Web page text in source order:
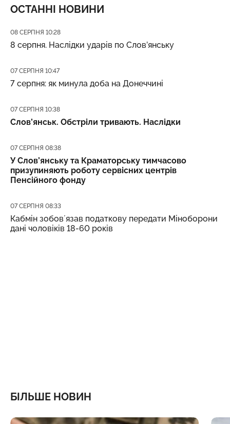
ОСТАННІ НОВИНИ
Дата публікації
08 СЕРПНЯ 10:28
8 серпня. Наслідки ударів по Слов’янську
Дата публікації
07 СЕРПНЯ 10:47
7 серпня: як минула доба на Донеччині
Дата публікації
07 СЕРПНЯ 10:38
Слов’янськ. Обстріли тривають. Наслідки
Дата публікації
07 СЕРПНЯ 08:38
У Слов’янську та Краматорську тимчасово
призупиняють роботу сервісних центрів
Пенсійного фонду
Дата публікації
07 СЕРПНЯ 08:33
Кабмін зобовʼязав податкову передати Міноборони
дані чоловіків 18-60 років
БІЛЬШЕ НОВИН